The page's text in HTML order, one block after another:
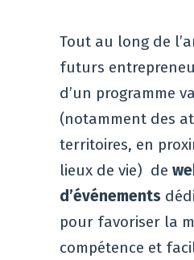
Tout au long de
futurs
d’un programme
(notamment des
territoires, en
lieux de vie) de
d’événements
pour favoriser la
compétence et